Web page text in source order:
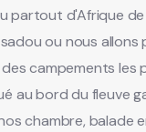
partout d'Afrique
ou nous allons
campements les
au bord du fleuve
chambre, balade